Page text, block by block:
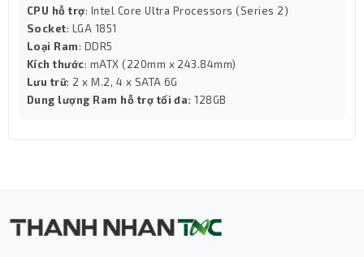
Cổng Kết Nối Tiện Lợi
Tản nhiệt nước Xigmatek FENIX II 360 Black được trang
bị cổng 3 Pin ARGB cho quạt và cổng SATA cho nguồn,
giúp lắp đặt nhanh chóng và dễ dàng kết nối với các
người lần đầu sử dụng tản nhiệt nước. Hướng dẫn đi kèm
chi tiết từng bước, giúp người dùng dễ dàng hoàn thiện
CPU hỗ trợ: Intel Core Ultra Processors (Series 2)
Socket: LGA 1851
Loại Ram: DDR5
Kích thước: mATX (220mm x 243.84mm)
Lưu trữ: 2 x M.2, 4 x SATA 6G
Dung lượng Ram hỗ trợ tối đa:128GB